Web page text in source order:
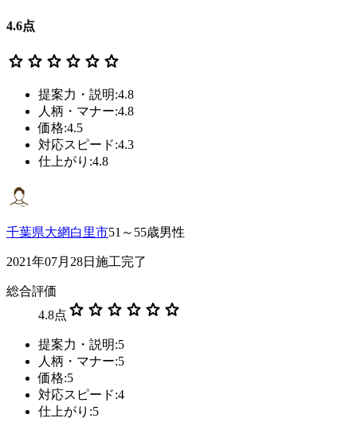
4.6点
star star star star star star
提案力・説明:4.8
人柄・マナー:4.8
価格:4.5
対応スピード:4.3
仕上がり:4.8
千葉県大網白里市51～55歳男性
2021年07月28日施工完了
総合評価
4.8点 star star star star star star
提案力・説明:5
人柄・マナー:5
価格:5
対応スピード:4
仕上がり:5